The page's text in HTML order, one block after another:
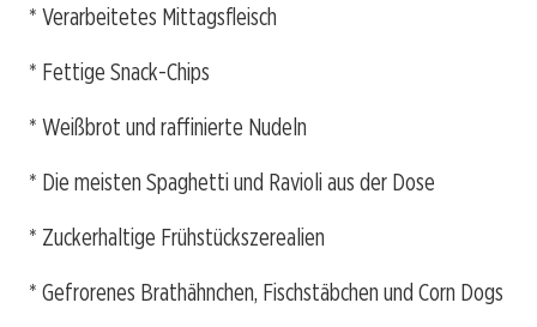
* Verarbeitetes Mittagsfleisch
* Fettige Snack-Chips
* Weißbrot und raffinierte Nudeln
* Die meisten Spaghetti und Ravioli aus der Dose
* Zuckerhaltige Frühstückszerealien
* Gefrorenes Brathähnchen, Fischstäbchen und Corn Dogs